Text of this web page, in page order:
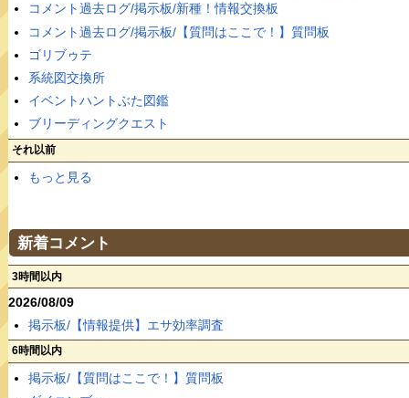
コメント過去ログ/掲示板/新種！情報交換板
コメント過去ログ/掲示板/【質問はここで！】質問板
ゴリブゥテ
系統図交換所
イベントハントぶた図鑑
ブリーディングクエスト
それ以前
もっと見る
新着コメント
3時間以内
2026/08/09
掲示板/【情報提供】エサ効率調査
6時間以内
掲示板/【質問はここで！】質問板